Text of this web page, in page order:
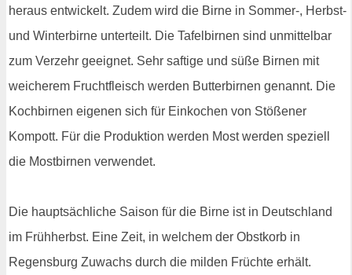
heraus entwickelt. Zudem wird die Birne in Sommer-, Herbst-
und Winterbirne unterteilt. Die Tafelbirnen sind unmittelbar
zum Verzehr geeignet. Sehr saftige und süße Birnen mit
weicherem Fruchtfleisch werden Butterbirnen genannt. Die
Kochbirnen eigenen sich für Einkochen von Stößener
Kompott. Für die Produktion werden Most werden speziell
die Mostbirnen verwendet.
Die hauptsächliche Saison für die Birne ist in Deutschland
im Frühherbst. Eine Zeit, in welchem der Obstkorb in
Regensburg Zuwachs durch die milden Früchte erhält.